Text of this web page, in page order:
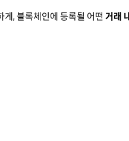
게, 블록체인에 등록될 어떤 거래